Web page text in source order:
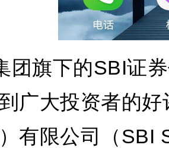
团旗下的SBI证
广大投资者的
有限公司（SBI